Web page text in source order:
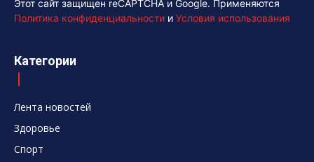
Этот сайт защищен reCAPTCHA и Google. Применяются
Политика конфиденциальности и Условия использования
Категории
Лента новостей
Здоровье
Спорт